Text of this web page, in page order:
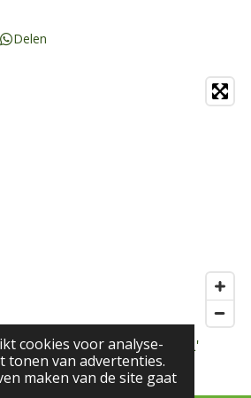
cookies voor analyse-
tonen van advertenties.
maken van de site gaat
Delen
cadeaushop Marion Vdf L'